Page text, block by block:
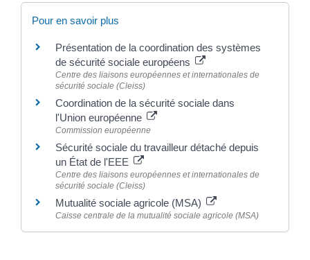
Pour en savoir plus
Présentation de la coordination des systèmes
de sécurité sociale européens
Centre des liaisons européennes et internationales de
sécurité sociale (Cleiss)
Coordination de la sécurité sociale dans
l'Union européenne
Commission européenne
Sécurité sociale du travailleur détaché depuis
un État de l'EEE
Centre des liaisons européennes et internationales de
sécurité sociale (Cleiss)
Mutualité sociale agricole (MSA)
Caisse centrale de la mutualité sociale agricole (MSA)